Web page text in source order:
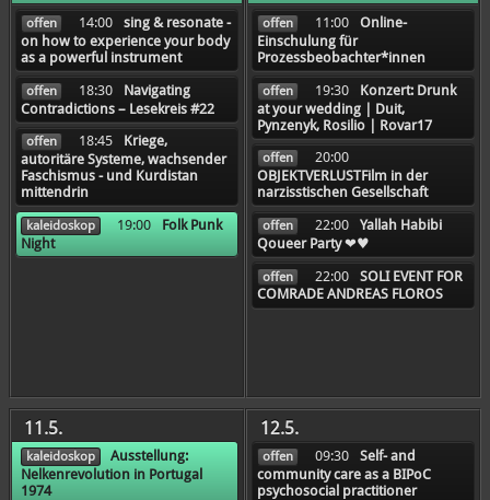
offen 14:00
sing & resonate -
on how to experience your body
as a powerful instrument
offen 18:30
Navigating
Contradictions – Lesekreis #22
offen 18:45
Kriege,
autoritäre Systeme, wachsender
Faschismus - und Kurdistan
mittendrin
kaleidoskop 19:00
Folk Punk
Night
offen 11:00
Online-
Einschulung für
Prozessbeobachter*innen
offen 19:30
Konzert: Drunk
at your wedding | Duit,
Pynzenyk, Rosilio | Rovar17
offen
20:00
OBJEKTVERLUSTFilm in der
narzisstischen Gesellschaft
offen 22:00
Yallah Habibi
Qoueer Party ❤️♥️
offen 22:00
SOLI EVENT FOR
COMRADE ANDREAS FLOROS
11.5.
kaleidoskop
Ausstellung:
Nelkenrevolution in Portugal
1974
12.5.
offen 09:30
Self- and
community care as a BIPoC
psychosocial practitioner